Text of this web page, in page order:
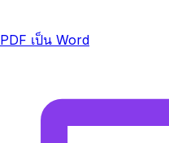
PDF เป็น Word